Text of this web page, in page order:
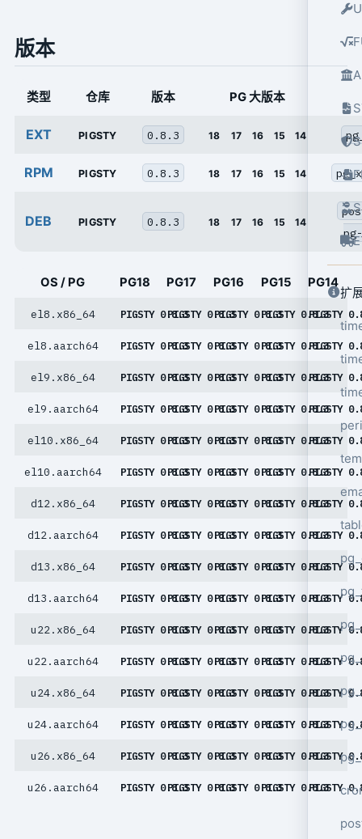
扩
版本
类型 仓库 版本 PG 大版本
EXT PIGSTY 0.8.3 18 17 16 15 14
RPM PIGSTY 0.8.3 18 17 16 15 14
DEB PIGSTY 0.8.3 18 17 16 15 14
OS / PG PG18 PG17 PG16 PG15 PG14
el8.x86_64 PIGSTY 0.8.3PIGSTY 0.8.3PIGSTY 0.8.3PIGSTY 0.8.3PIGSTY
el8.aarch64 PIGSTY 0.8.3PIGSTY 0.8.3PIGSTY 0.8.3PIGSTY 0.8.3PIGSTY
el9.x86_64 PIGSTY 0.8.3PIGSTY 0.8.3PIGSTY 0.8.3PIGSTY 0.8.3PIGSTY
el9.aarch64 PIGSTY 0.8.3PIGSTY 0.8.3PIGSTY 0.8.3PIGSTY 0.8.3PIGSTY
el10.x86_64 PIGSTY 0.8.3PIGSTY 0.8.3PIGSTY 0.8.3PIGSTY 0.8.3PIGSTY
el10.aarch64 PIGSTY 0.8.3PIGSTY 0.8.3PIGSTY 0.8.3PIGSTY 0.8.3PIGSTY
d12.x86_64 PIGSTY 0.8.3PIGSTY 0.8.3PIGSTY 0.8.3PIGSTY 0.8.3PIGSTY
d12.aarch64 PIGSTY 0.8.3PIGSTY 0.8.3PIGSTY 0.8.3PIGSTY 0.8.3PIGSTY
d13.x86_64 PIGSTY 0.8.3PIGSTY 0.8.3PIGSTY 0.8.3PIGSTY 0.8.3PIGSTY
d13.aarch64 PIGSTY 0.8.3PIGSTY 0.8.3PIGSTY 0.8.3PIGSTY 0.8.3PIGSTY
u22.x86_64 PIGSTY 0.8.3PIGSTY 0.8.3PIGSTY 0.8.3PIGSTY 0.8.3PIGSTY
u22.aarch64 PIGSTY 0.8.3PIGSTY 0.8.3PIGSTY 0.8.3PIGSTY 0.8.3PIGSTY
u24.x86_64 PIGSTY 0.8.3PIGSTY 0.8.3PIGSTY 0.8.3PIGSTY 0.8.3PIGSTY
u24.aarch64 PIGSTY 0.8.3PIGSTY 0.8.3PIGSTY 0.8.3PIGSTY 0.8.3PIGSTY
u26.x86_64 PIGSTY 0.8.3PIGSTY 0.8.3PIGSTY 0.8.3PIGSTY 0.8.3PIGSTY
u26.aarch64 PIGSTY 0.8.3PIGSTY 0.8.3PIGSTY 0.8.3PIGSTY 0.8.3PIGSTY